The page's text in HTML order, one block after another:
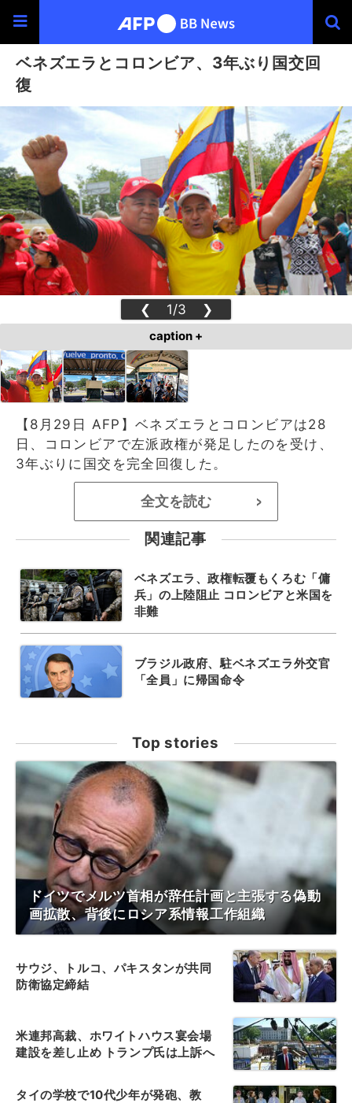
ベネズエラとコロンビア、3年ぶり国交回
復
❮ 1/3 ❯
caption +
【8月29日 AFP】ベネズエラとコロンビアは28
日、コロンビアで左派政権が発足したのを受け、
3年ぶりに国交を完全回復した。
全文を読む >
関連記事
ベネズエラ、政権転覆もくろむ「傭
兵」の上陸阻止 コロンビアと米国を
非難
ブラジル政府、駐ベネズエラ外交官
「全員」に帰国命令
Top stories
ドイツでメルツ首相が辞任計画と主張する偽動
画拡散、背後にロシア系情報工作組織
サウジ、トルコ、パキスタンが共同
防衛協定締結
米連邦高裁、ホワイトハウス宴会場
建設を差し止め トランプ氏は上訴へ
タイの学校で10代少年が発砲、教